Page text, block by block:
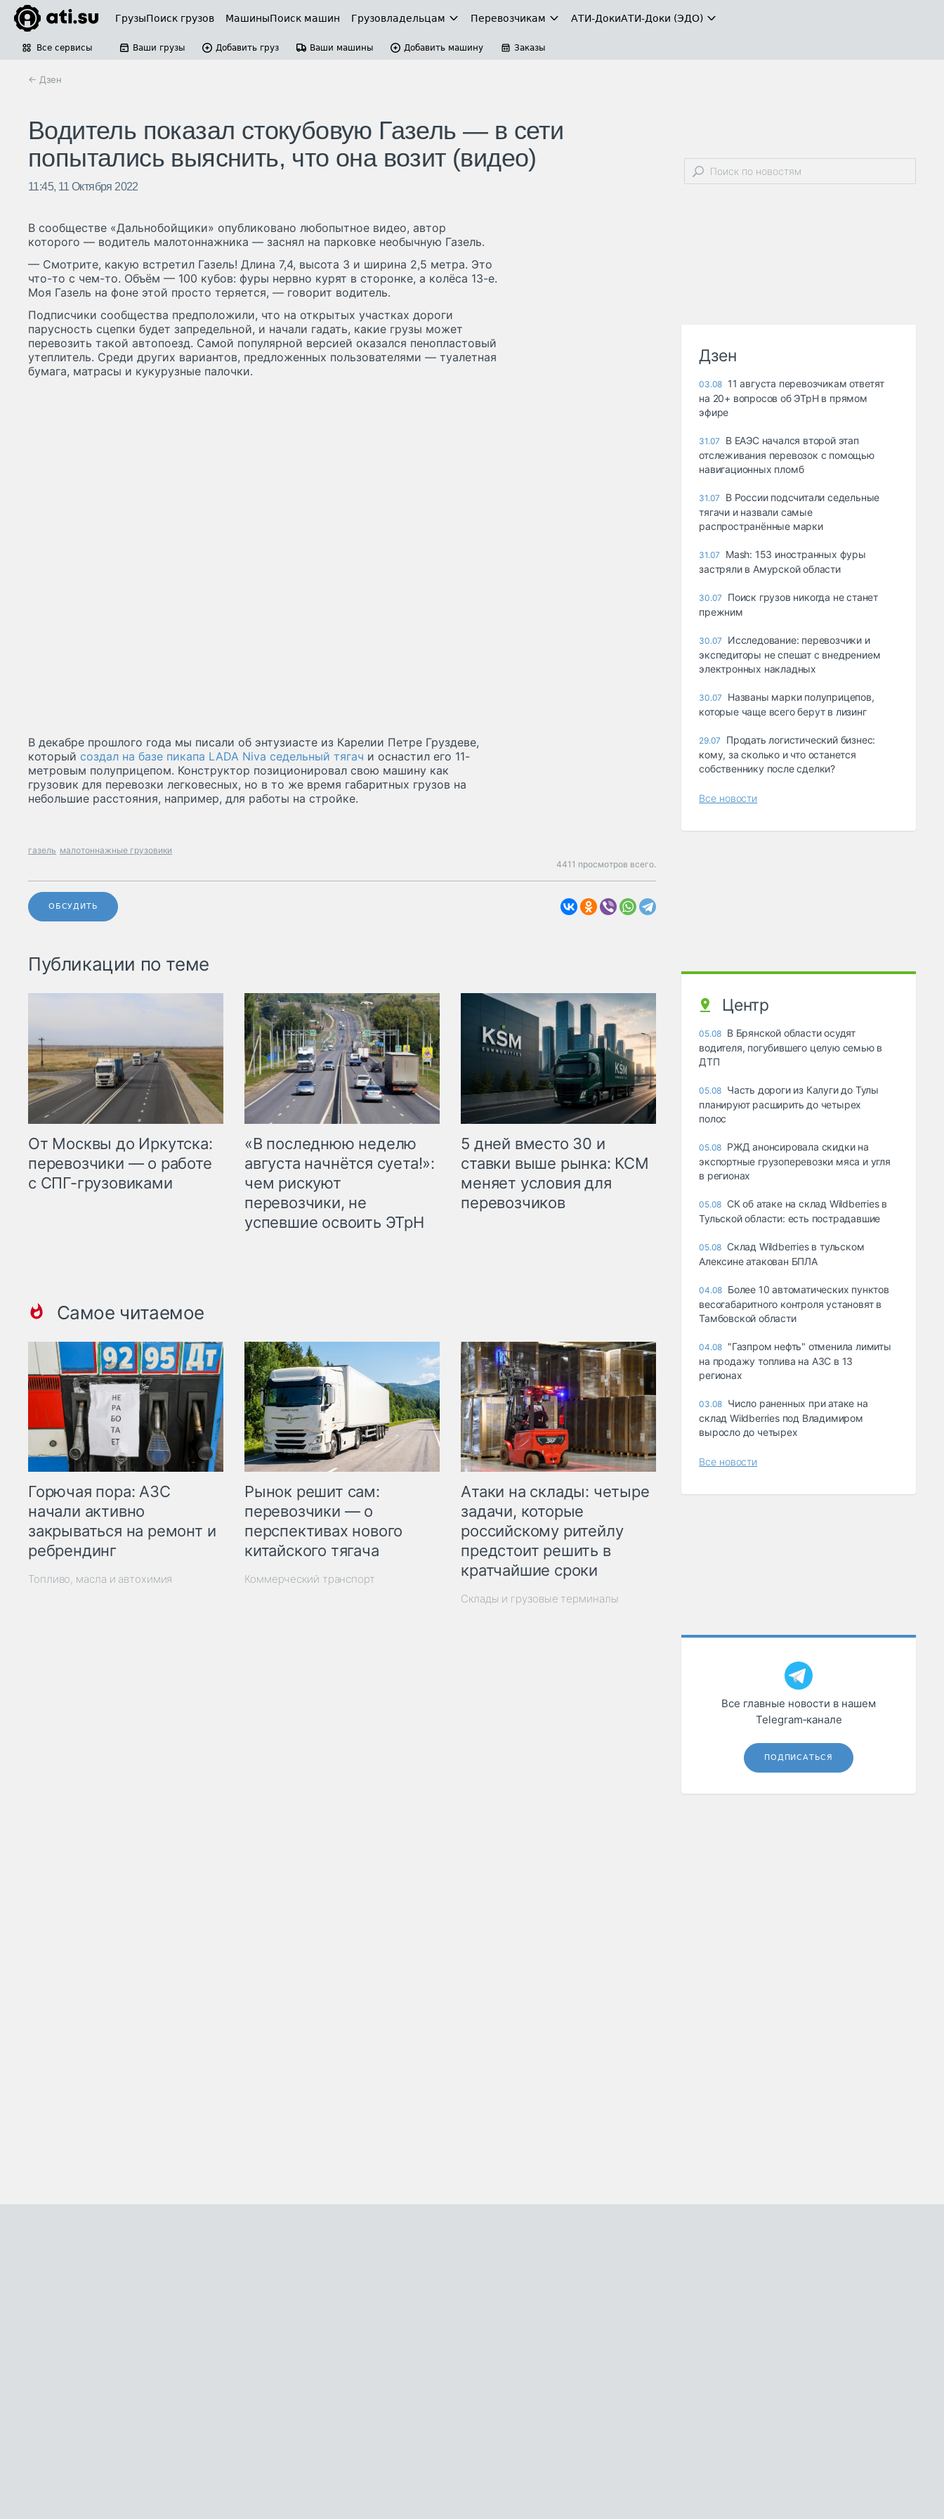
ГрузыПоиск грузов МашиныПоиск машин Грузовладельцам Перевозчикам АТИ-ДокиАТИ-Доки (ЭДО)
Все сервисы Ваши грузы Добавить груз Ваши машины Добавить машину Заказы
← Дзен
Водитель показал стокубовую Газель — в сети
попытались выяснить, что она возит (видео)
11:45, 11 Октября 2022
В сообществе «Дальнобойщики» опубликовано любопытное видео, автор
которого — водитель малотоннажника — заснял на парковке необычную Газель.
— Смотрите, какую встретил Газель! Длина 7,4, высота 3 и ширина 2,5 метра. Это
что-то с чем-то. Объём — 100 кубов: фуры нервно курят в сторонке, а колёса 13-е.
Моя Газель на фоне этой просто теряется, — говорит водитель.
Подписчики сообщества предположили, что на открытых участках дороги
парусность сцепки будет запредельной, и начали гадать, какие грузы может
перевозить такой автопоезд. Самой популярной версией оказался пенопластовый
утеплитель. Среди других вариантов, предложенных пользователями — туалетная
бумага, матрасы и кукурузные палочки.
В декабре прошлого года мы писали об энтузиасте из Карелии Петре Груздеве,
который создал на базе пикапа LADA Niva седельный тягач и оснастил его 11-
метровым полуприцепом. Конструктор позиционировал свою машину как
грузовик для перевозки легковесных, но в то же время габаритных грузов на
небольшие расстояния, например, для работы на стройке.
газель малотоннажные грузовики
4411 просмотров всего.
ОБСУДИТЬ
Публикации по теме
От Москвы до Иркутска:
перевозчики — о работе
с СПГ-грузовиками
«В последнюю неделю
августа начнётся суета!»:
чем рискуют
перевозчики, не
успевшие освоить ЭТрН
5 дней вместо 30 и
ставки выше рынка: КСМ
меняет условия для
перевозчиков
Самое читаемое
Горючая пора: АЗС
начали активно
закрываться на ремонт и
ребрендинг
Топливо, масла и автохимия
Рынок решит сам:
перевозчики — о
перспективах нового
китайского тягача
Коммерческий транспорт
Атаки на склады: четыре
задачи, которые
российскому ритейлу
предстоит решить в
кратчайшие сроки
Склады и грузовые терминалы
Дзен
03.08 11 августа перевозчикам ответят
на 20+ вопросов об ЭТрН в прямом
эфире
31.07
В ЕАЭС начался второй этап
отслеживания перевозок с помощью
навигационных пломб
31.07
В России подсчитали седельные
тягачи и назвали самые
распространённые марки
31.07
Mash: 153 иностранных фуры
застряли в Амурской области
30.07
Поиск грузов никогда не станет
прежним
30.07
Исследование: перевозчики и
экспедиторы не спешат с внедрением
электронных накладных
30.07
Названы марки полуприцепов,
которые чаще всего берут в лизинг
29.07
Продать логистический бизнес:
кому, за сколько и что останется
собственнику после сделки?
Все новости
Центр
05.08 В Брянской области осудят
водителя, погубившего целую семью в
ДТП
05.08 Часть дороги из Калуги до Тулы
планируют расширить до четырех
полос
05.08 РЖД анонсировала скидки на
экспортные грузоперевозки мяса и угля
в регионах
05.08 СК об атаке на склад Wildberries в
Тульской области: есть пострадавшие
05.08 Склад Wildberries в тульском
Алексине атакован БПЛА
04.08 Более 10 автоматических пунктов
весогабаритного контроля установят в
Тамбовской области
04.08 "Газпром нефть" отменила лимиты
на продажу топлива на АЗС в 13
регионах
03.08 Число раненных при атаке на
склад Wildberries под Владимиром
выросло до четырех
Все новости
Все главные новости в нашем
Telegram‑канале
ПОДПИСАТЬСЯ